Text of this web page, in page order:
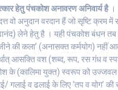
हेतु पंचकोश अनावरण अनिवार्य है।
वो अनुदान वरदान हैं जो सृष्टि क्रम में
लेने हेतु है । यही पंचकोश बंधन तब
की कला’ (अनासक्त कर्मयोग) नहीं
आसक्ति वश (शब्द, रूप, रस गंध व
के (कालिमा युक्त) स्वरूप को उज्जवल
गलाई व ढलाई के लिए ‘तप व योग’ की